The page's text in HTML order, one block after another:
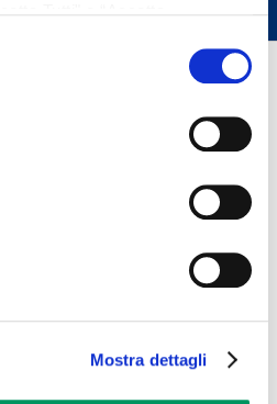
le impostazioni di
Mostra dettagli